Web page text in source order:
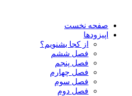
صفحه نخست
اپیزودها
از کجا بشنویم؟
فصل ششم
فصل پنجم
فصل چهارم
فصل سوم
فصل دوم